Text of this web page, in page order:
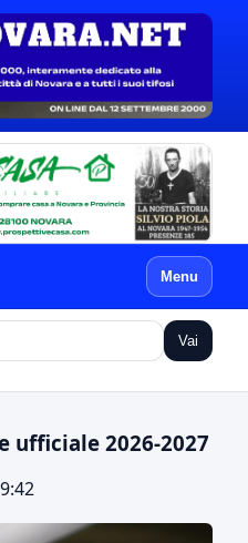
Menu
Vai
ufficiale 2026-2027